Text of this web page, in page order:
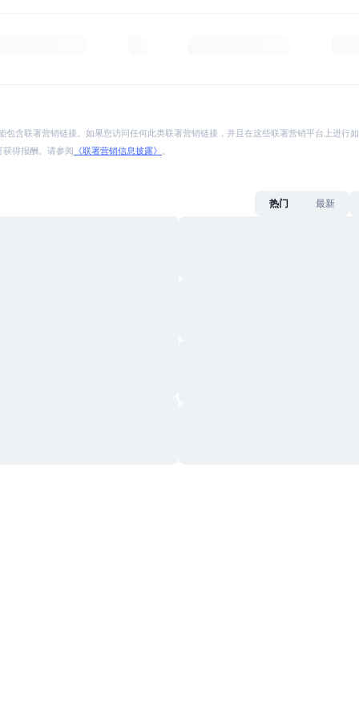
包含联署营销链接。如果您访问任何此类联署营销链接，并且在这些联署营销平台上进行
得报酬。请参阅 《联署营销信息披露》 。
热门 最新